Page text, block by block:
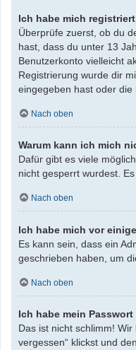
Ich habe mich
Überprüfe zuerst, ob du
hast, dass du unter 13
Benutzerkonto vielleicht
Registrierung wurde dir
eingegeben hast oder die
Nach oben
Warum kann ich mich
Dafür gibt es viele
nicht gesperrt wurdest.
Nach oben
Ich habe mich vor
Es kann sein, dass ein
geschrieben haben, um
Nach oben
Ich habe mein
Das ist nicht schlimm!
vergessen“ klickst und